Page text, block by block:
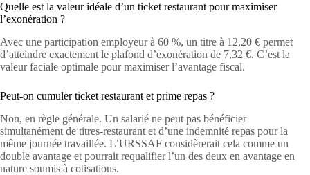
Quelle est la valeur idéale d’un ticket restaurant pour maximiser
l’exonération ?
Avec une participation employeur à 60 %, un titre à 12,20 € permet
d’atteindre exactement le plafond d’exonération de 7,32 €. C’est la
valeur faciale optimale pour maximiser l’avantage fiscal.
Peut-on cumuler ticket restaurant et prime repas ?
Non, en règle générale. Un salarié ne peut pas bénéficier
simultanément de titres-restaurant et d’une indemnité repas pour la
même journée travaillée. L’URSSAF considèrerait cela comme un
double avantage et pourrait requalifier l’un des deux en avantage en
nature soumis à cotisations.